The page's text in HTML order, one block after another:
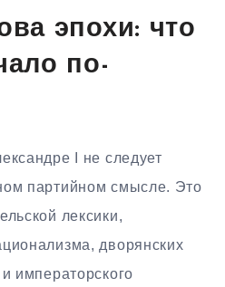
эпохи: что
по-
I не следует
партийном смысле. Это
лексики,
дворянских
императорского